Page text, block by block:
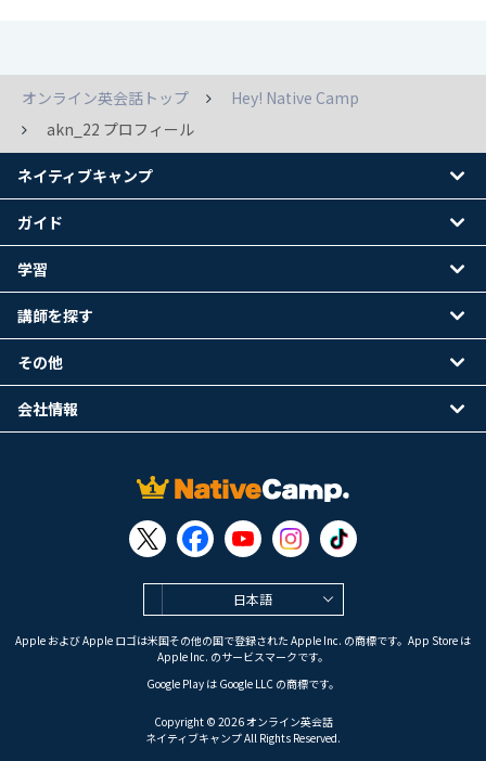
オンライン英会話トップ
Hey! Native Camp
akn_22 プロフィール
日本語
Apple および Apple ロゴは米国その他の国で登録された Apple Inc. の商標です。App Store は
Apple Inc. のサービスマークです。
Google Play は Google LLC の商標です。
Copyright © 2026 オンライン英会話
ネイティブキャンプ All Rights Reserved.
ネイティブキャンプ
ガイド
学習
講師を探す
その他
会社情報